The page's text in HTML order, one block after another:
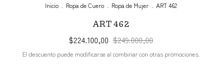
Inicio Ropa de Cuero Ropa de Mujer ART 462
ART 462
$224.100,00 $249.000,00
El descuento puede modificarse al combinar con otras promociones.